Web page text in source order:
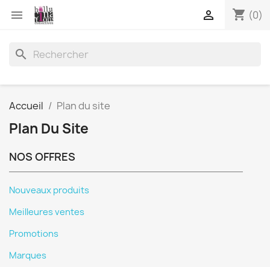
 shopping_cart (0)

search
Accueil Plan du site
Plan Du Site
NOS OFFRES
Nouveaux produits
Meilleures ventes
Promotions
Marques